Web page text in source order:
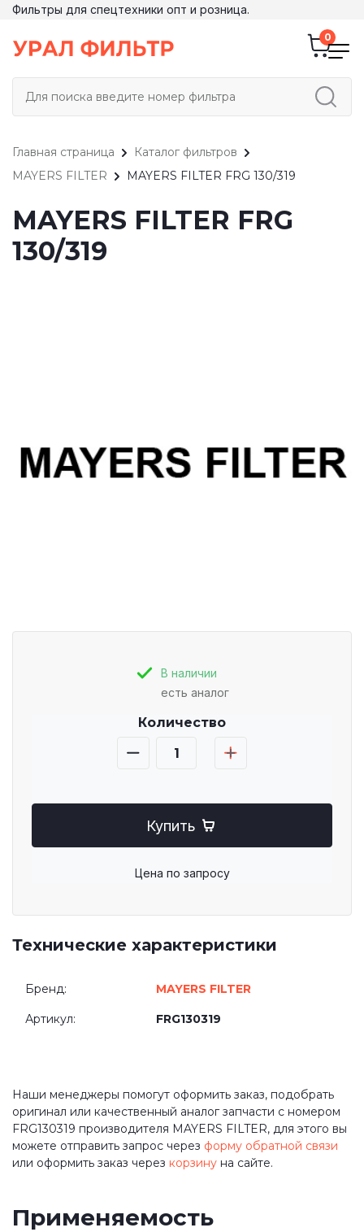
Фильтры для спецтехники опт и розница.
Главная страница
Каталог фильтров
MAYERS FILTER
MAYERS FILTER FRG 130/319
MAYERS FILTER FRG
130/319
В наличии
есть аналог
Количество
Купить
Цена по запросу
Технические характеристики
Бренд: MAYERS FILTER
Артикул: FRG130319
Наши менеджеры помогут оформить заказ, подобрать
оригинал или качественный аналог запчасти с номером
FRG130319 производителя MAYERS FILTER, для этого вы
можете отправить запрос через форму обратной связи
или оформить заказ через корзину на сайте.
Применяемость